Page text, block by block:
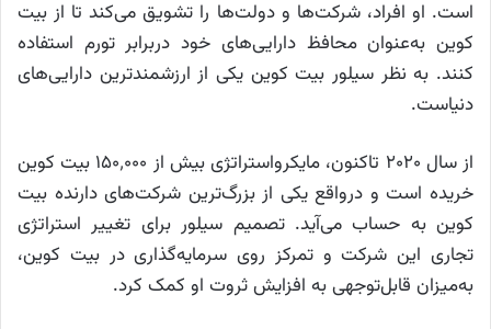
است. او افراد، شرکت‌ها و دولت‌ها را تشویق می‌کند تا از بیت
کوین به‌عنوان محافظ دارایی‌های خود دربرابر تورم استفاده
کنند. به نظر سیلور بیت کوین یکی از ارزشمندترین دارایی‌های
دنیاست.
از سال ۲۰۲۰ تاکنون، مایکرواستراتژی بیش از ۱۵۰٬۰۰۰ بیت کوین
خریده است و درواقع یکی از بزرگ‌ترین شرکت‌های دارنده بیت
کوین به حساب می‌آید. تصمیم سیلور برای تغییر استراتژی
تجاری این شرکت و تمرکز روی سرمایه‌گذاری در بیت کوین،
به‌میزان قابل‌توجهی به افزایش ثروت او کمک کرد.